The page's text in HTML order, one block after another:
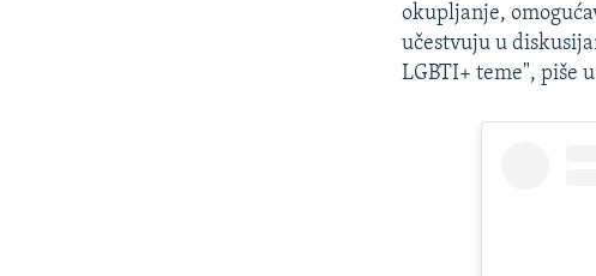
okupljanje,
učestvuju u
LGBTI+ teme", piše